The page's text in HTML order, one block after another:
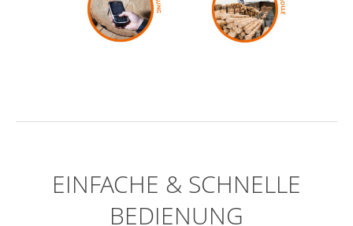
EINFACHE & SCHNELLE
BEDIENUNG